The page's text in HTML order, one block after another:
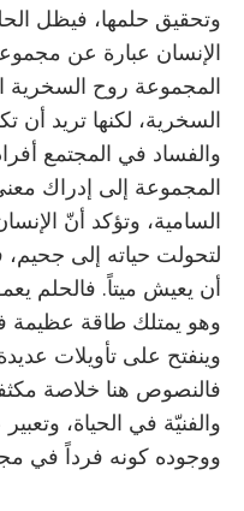
وتحقيق حلمها، فيظل
الإنسان عبارة عن
المجموعة روح السخرية
السخرية، لكنها تريد
والفساد في المجتمع
المجموعة إلى إدراك
السامية، وتؤكد أنّ
لتحولت حياته إلى
أن يعيش ميتاً. فالحلم
وهو يمتلك طاقة عظيمة
وينفتح على تأويلات
فالنصوص هنا خلاصة
والفنيّة في الحياة،
ووجوده كونه فرداً في